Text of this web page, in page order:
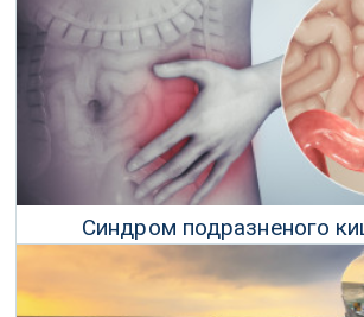
Синдром подразненого
пов'язаний із